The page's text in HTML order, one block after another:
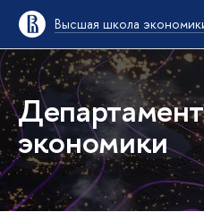
Высшая школа
экономики